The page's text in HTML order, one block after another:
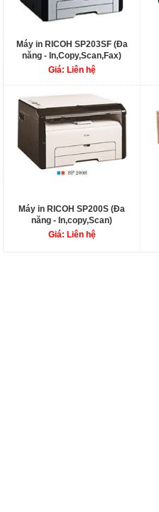
Máy in RICOH SP203SF (Đa
năng - In,Copy,Scan,Fax)
Giá: Liên hệ
Máy in RICOH SP200S (Đa
năng - In,copy,Scan)
Giá: Liên hệ